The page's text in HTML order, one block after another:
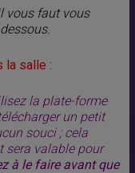
vous faut vous
la salle :
la plate-forme
un petit
souci ; cela
sera valable pour
à le faire avant que